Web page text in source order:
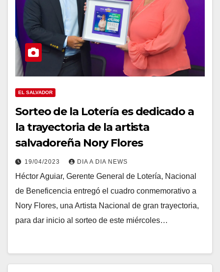
EL SALVADOR
Sorteo de la Lotería es dedicado a
la trayectoria de la artista
salvadoreña Nory Flores
19/04/2023 DIA A DIA NEWS
Héctor Aguiar, Gerente General de Lotería, Nacional
de Beneficencia entregó el cuadro conmemorativo a
Nory Flores, una Artista Nacional de gran trayectoria,
para dar inicio al sorteo de este miércoles…